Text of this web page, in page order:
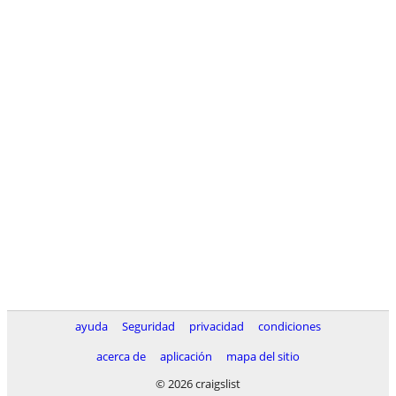
ayuda Seguridad privacidad
condiciones
acerca de
aplicación
mapa del sitio
© 2026 craigslist